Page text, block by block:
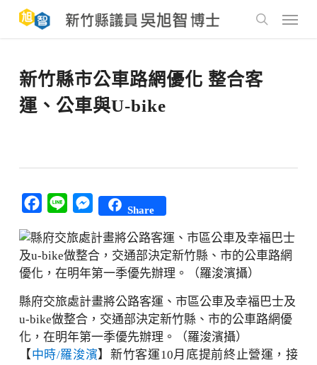
main
Menu
新竹縣市公車路網優化 整合客
運、公車與U-bike
Facebook
Line Messenger
Share
縣府交旅處計畫將公路客運、市區公車及幸福巴士及
u-bike做整合，交通部決定新竹縣、市的公車路網優
化，在明年第一季優先辦理。（羅浚濱攝）
【中時/羅浚濱】新竹客運10月底提前終止營運，接